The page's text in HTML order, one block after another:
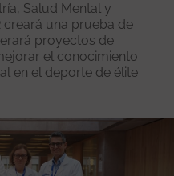
Salud Mental y
creará una prueba de
proyectos de
el conocimiento
en el deporte de élite